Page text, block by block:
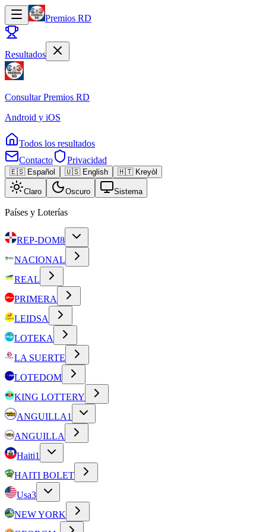
Premios RD
Resultados
Consultar Premios RD
Android y iOS
Todos los resultados
Contacto
Privacidad
🇪🇸 Español 🇺🇸 English 🇭🇹 Kreyòl
Claro Oscuro Sistema
Países y Loterías
REP-DOM8
NACIONAL
REAL
PRIMERA
LEIDSA
LOTEKA
LA SUERTE
LOTEDOM
KING LOTTERY
ANGUILLA1
ANGUILLA
Haiti1
HAITI BOLET
Usa3
NEW YORK